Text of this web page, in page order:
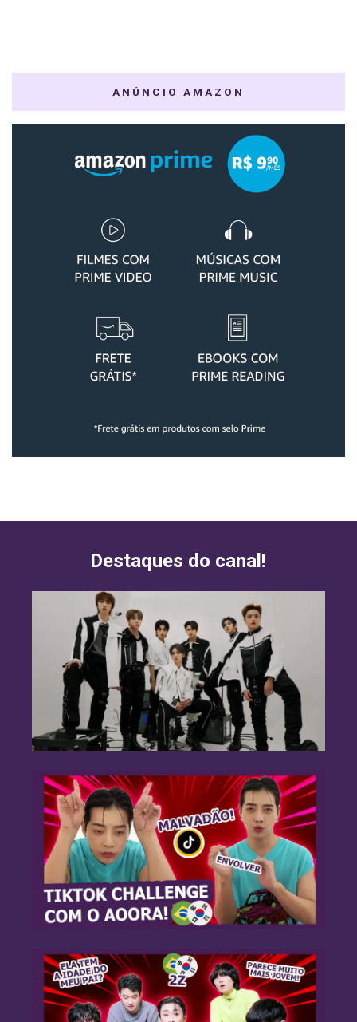
ANÚNCIO AMAZON
Destaques do canal!